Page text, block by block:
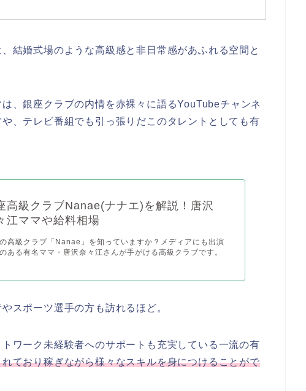
結婚式場のような高級感と非日常感があふれる空間と
、銀座クラブの内情を赤裸々に語るYouTubeチャンネ
や、テレビ番組でも引っ張りだこのタレントとしても有
高級クラブNanae(ナナエ)を解説！唐沢
江ママや給料相場
高級クラブ「Nanae」を知っていますか？メディアにも出演
ある有名ママ・唐沢奈々江さんが手がける高級クラブです。
スポーツ選手の方も訪れるほど。
ワーク未経験者へのサポートも充実している一流の有
ており稼ぎながら様々なスキルを身につけることがで